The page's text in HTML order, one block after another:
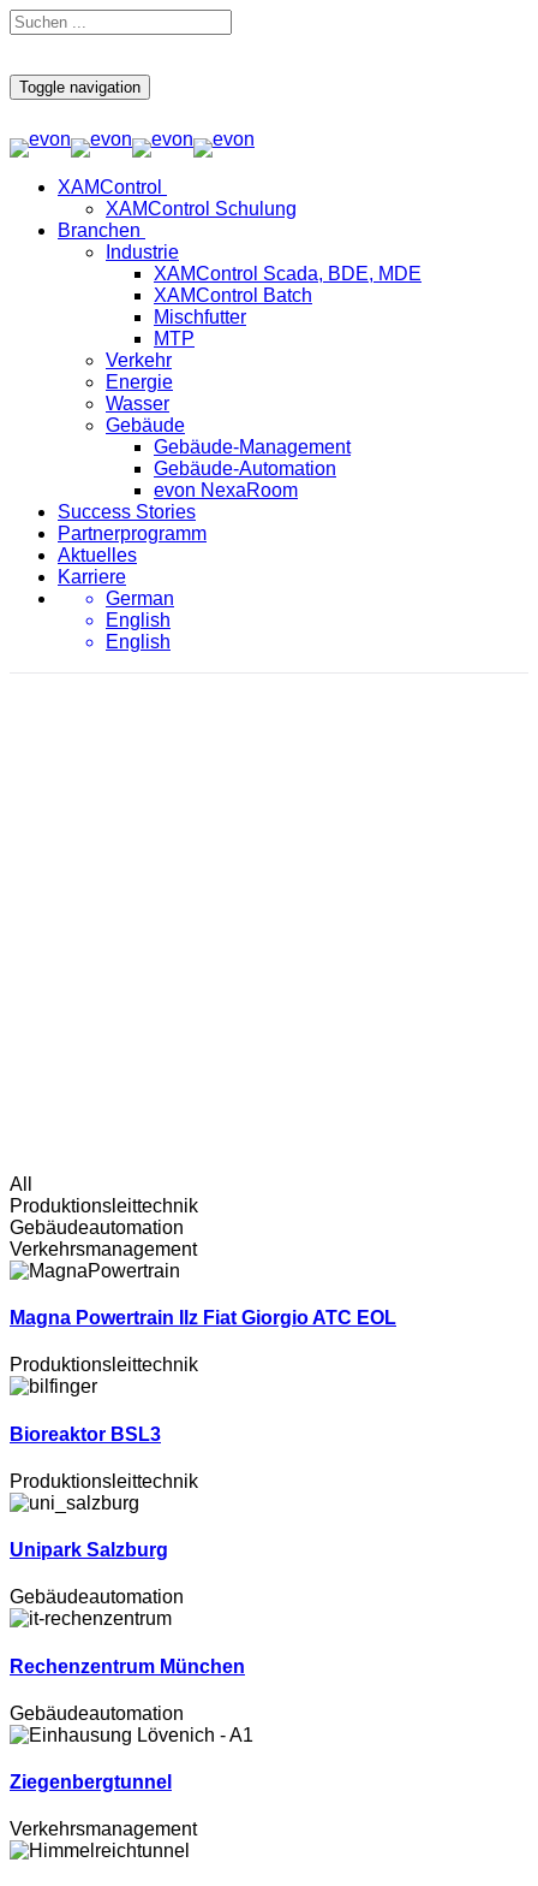
Toggle navigation
XAMControl
XAMControl Schulung
Branchen
Industrie
XAMControl Scada, BDE, MDE
XAMControl Batch
Mischfutter
MTP
Verkehr
Energie
Wasser
Gebäude
Gebäude-Management
Gebäude-Automation
evon NexaRoom
Success Stories
Partnerprogramm
Aktuelles
Karriere
German
English
English
All
Produktionsleittechnik
Gebäudeautomation
Verkehrsmanagement
Magna Powertrain Ilz Fiat Giorgio ATC EOL
Produktionsleittechnik
Bioreaktor BSL3
Produktionsleittechnik
Unipark Salzburg
Gebäudeautomation
Rechenzentrum München
Gebäudeautomation
Ziegenbergtunnel
Verkehrsmanagement